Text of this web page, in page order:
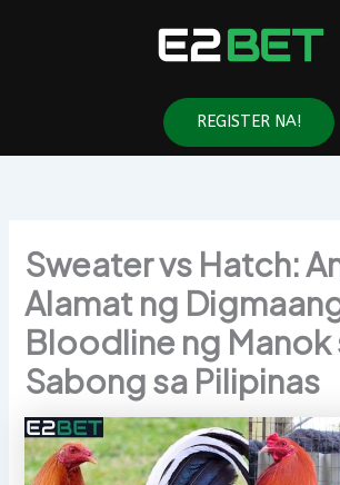
REGISTER NA!
Sweater vs Hatch:
Alamat ng
Bloodline ng Manok
Sabong sa Pilipinas